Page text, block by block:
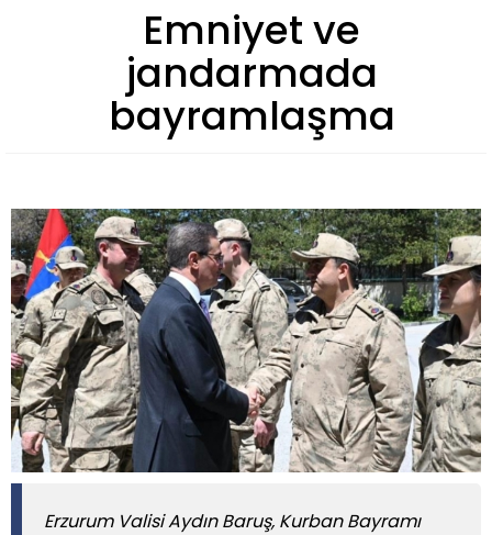
Emniyet ve
jandarmada
bayramlaşma
Erzurum Valisi Aydın Baruş, Kurban Bayramı